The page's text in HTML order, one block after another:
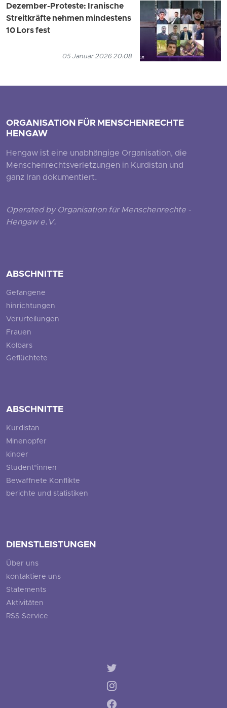
Dezember-Proteste: Iranische
Streitkräfte nehmen mindestens
10 Lors fest
05 Januar 2026 20:08
ORGANISATION FÜR MENSCHENRECHTE
HENGAW
Hengaw ist eine unabhängige Organisation, die
Menschenrechtsverletzungen in Kurdistan und
ganz Iran dokumentiert.
Operated by Organisation für Menschenrechte -
Hengaw e.V.
ABSCHNITTE
Gefangene
hinrichtungen
Verurteilungen
Frauen
Kolbars
Geflüchtete
ABSCHNITTE
Kurdistan
Minenopfer
kinder
Student*innen
Bewaffnete Konflikte
berichte und statistiken
DIENSTLEISTUNGEN
Über uns
kontaktiere uns
Statements
Aktivitäten
RSS Service